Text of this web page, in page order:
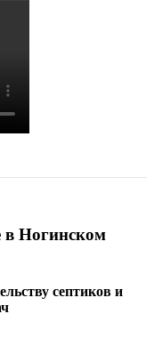
в Ногинском
септиков и